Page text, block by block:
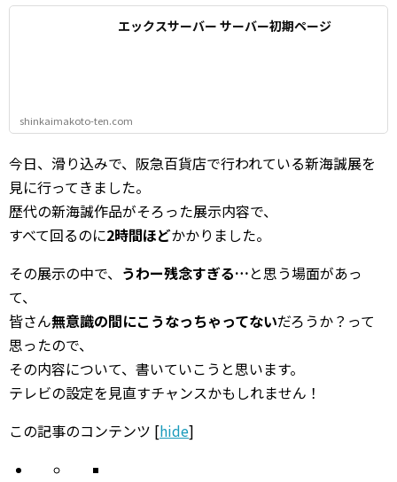
エックスサーバー サーバー初期ページ
shinkaimakoto-ten.com
今日、滑り込みで、阪急百貨店で行われている新海誠展を
見に行ってきました。
歴代の新海誠作品がそろった展示内容で、
すべて回るのに2時間ほどかかりました。
その展示の中で、 うわー残念すぎる…と思う場面があっ
て、
皆さん無意識の間にこうなっちゃってないだろうか？って
思ったので、
その内容について、書いていこうと思います。
テレビの設定を見直すチャンスかもしれません！
この記事のコンテンツ [hide]